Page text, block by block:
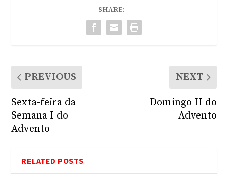
SHARE:
PREVIOUS
Sexta-feira da
Semana I do
Advento
NEXT
Domingo II do
Advento
RELATED POSTS